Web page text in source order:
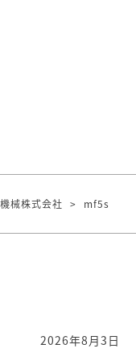
械株式会社 > mf5s
2026年8月3日